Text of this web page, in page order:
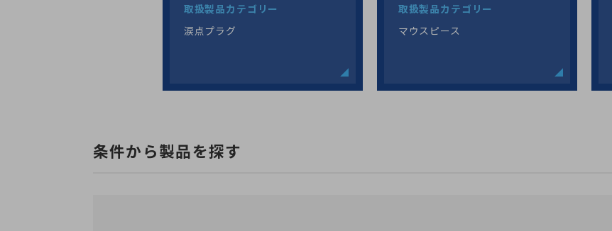
取扱製品カテゴリー
涙点プラグ
取扱製品カテゴリー
マウスピース
条件から製品を探す